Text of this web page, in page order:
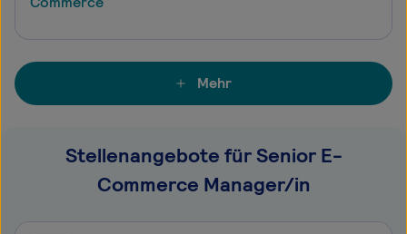
Mehr
Stellenangebote für Senior E-
Commerce Manager/in